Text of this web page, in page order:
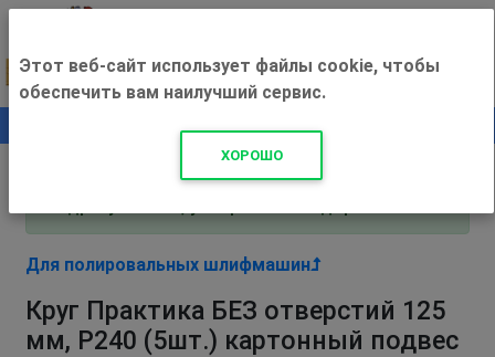
+500 ₽
Внимание! С 3 августа магазин работает по
Для полировальных шлифмашин
Круг Практика БЕЗ отверстий 125
мм, P240 (5шт.) картонный подвес
Этот веб-сайт использует файлы cookie, чтобы
обеспечить вам наилучший сервис.
ХОРОШО